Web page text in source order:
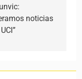
noticias